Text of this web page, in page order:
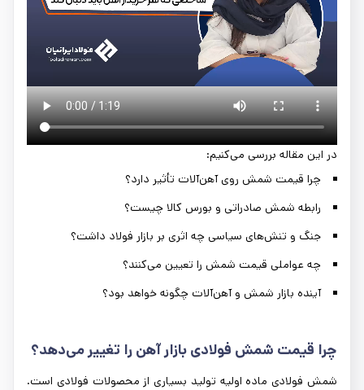
در این مقاله بررسی می‌کنیم:
چرا قیمت شمش روی آهن‌آلات تأثیر دارد؟
رابطه شمش صادراتی و بورس کالا چیست؟
جنگ و تنش‌های سیاسی چه اثری بر بازار فولاد داشت؟
چه عواملی قیمت شمش را تعیین می‌کنند؟
آینده بازار شمش و آهن‌آلات چگونه خواهد بود؟
چرا قیمت شمش فولادی بازار آهن را تغییر می‌دهد؟
شمش فولادی ماده اولیه تولید بسیاری از محصولات فولادی است.